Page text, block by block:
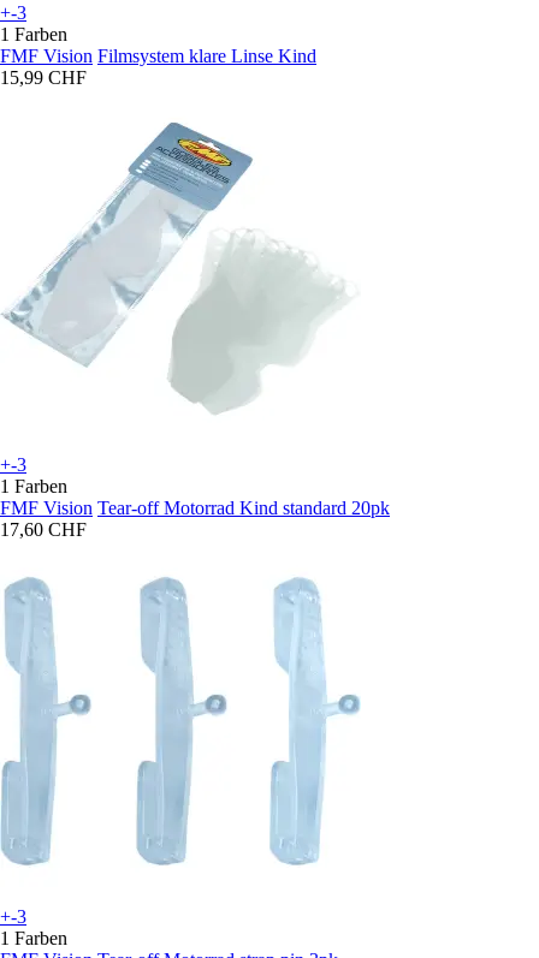
+-3
1 Farben
FMF Vision Filmsystem klare Linse Kind
15,99 CHF
+-3
1 Farben
FMF Vision Tear-off Motorrad Kind standard 20pk
17,60 CHF
+-3
1 Farben